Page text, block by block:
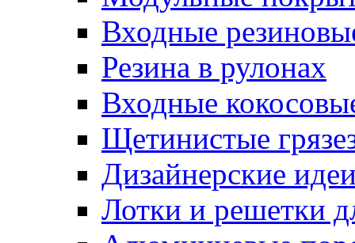
Входные
Резина в рулонах
Входные
Щетинистые
Дизайнерские
Лотки и решетки